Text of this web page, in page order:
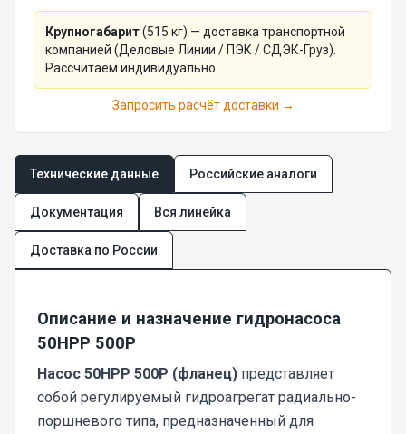
Крупногабарит(515 кг) — доставка транспортной
компанией (Деловые Линии / ПЭК / СДЭК-Груз).
Рассчитаем индивидуально.
Запросить расчёт доставки →
Технические данные Российские аналоги
Документация Вся линейка
Доставка по России
Описание и назначение гидронасоса
50НРР 500Р
Насос 50НРР 500Р (фланец) представляет
собой регулируемый гидроагрегат радиально-
поршневого типа, предназначенный для